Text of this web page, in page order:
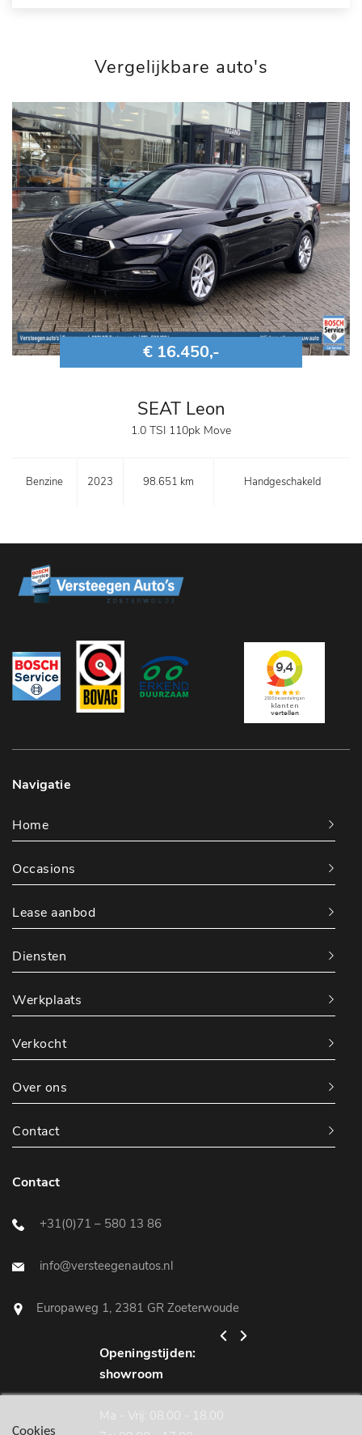
Vergelijkbare auto's
€ 16.450,-
SEAT Leon
1.0 TSI 110pk Move
Benzine 2023 98.651 km Handgeschakeld
Navigatie
Home
Occasions
Lease aanbod
Diensten
Werkplaats
Verkocht
Over ons
Contact
Contact
+31(0)71 – 580 13 86
info@versteegenautos.nl
Europaweg 1, 2381 GR Zoeterwoude
Openingstijden:
showroom
Ma - Vrij: 08.00 - 18.00
Cookies